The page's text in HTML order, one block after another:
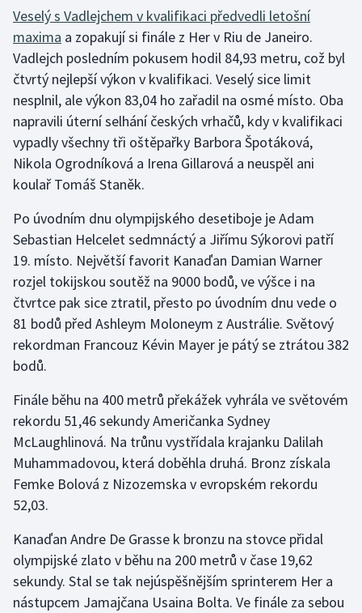
Krasobruslení
Lezení
Lyže a snowboard
Moderní pětiboj
Motorsport
Olympijské hry
Parasport
Plavání
Plážový volejbal
Ragby
Rychlobruslení
Rychlostní kanoistika
Short track
Stolní tenis
Triatlon
Veselý s Vadlejchem v kvalifikaci předvedli letošní
maxima a zopakují si finále z Her v Riu de Janeiro.
Vadlejch posledním pokusem hodil 84,93 metru, což byl
čtvrtý nejlepší výkon v kvalifikaci. Veselý sice limit
nesplnil, ale výkon 83,04 ho zařadil na osmé místo. Oba
napravili úterní selhání českých vrhačů, kdy v kvalifikaci
vypadly všechny tři oštěpařky Barbora Špotáková,
Nikola Ogrodníková a Irena Gillarová a neuspěl ani
koulař Tomáš Staněk.
Po úvodním dnu olympijského desetiboje je Adam
Sebastian Helcelet sedmnáctý a Jiřímu Sýkorovi patří
19. místo. Největší favorit Kanaďan Damian Warner
rozjel tokijskou soutěž na 9000 bodů, ve výšce i na
čtvrtce pak sice ztratil, přesto po úvodním dnu vede o
81 bodů před Ashleym Moloneym z Austrálie. Světový
rekordman Francouz Kévin Mayer je pátý se ztrátou 382
bodů.
Finále běhu na 400 metrů překážek vyhrála ve světovém
rekordu 51,46 sekundy Američanka Sydney
McLaughlinová. Na trůnu vystřídala krajanku Dalilah
Muhammadovou, která doběhla druhá. Bronz získala
Femke Bolová z Nizozemska v evropském rekordu
52,03.
Kanaďan Andre De Grasse k bronzu na stovce přidal
olympijské zlato v běhu na 200 metrů v čase 19,62
sekundy. Stal se tak nejúspěšnějším sprinterem Her a
nástupcem Jamajčana Usaina Bolta. Ve finále za sebou